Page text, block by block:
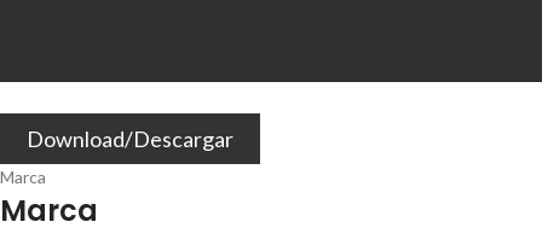
Download/Descargar
Marca
Marca